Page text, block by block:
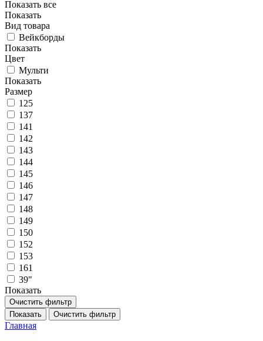
Показать все
Показать
Вид товара
Вейкборды
Показать
Цвет
Мульти
Показать
Размер
125
137
141
142
143
144
145
146
147
148
149
150
152
153
161
39"
Показать
Очистить фильтр
Показать
Очистить фильтр
Главная